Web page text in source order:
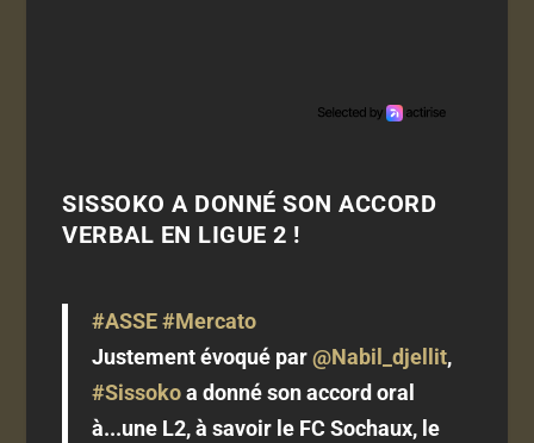
SISSOKO A DONNÉ SON ACCORD
VERBAL EN LIGUE 2 !
#ASSE #Mercato
Justement évoqué par@Nabil_djellit,
#Sissokoa donné son accord oral
à...une L2, à savoir le FC Sochaux, le